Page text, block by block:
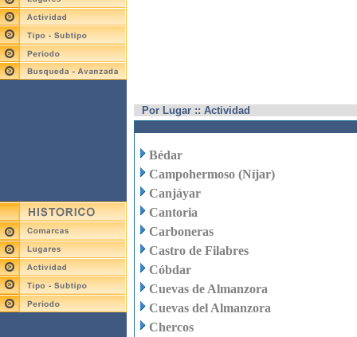
Por Lugar :: Actividad
Bédar
Campohermoso (Níjar)
Canjáyar
Cantoria
Carboneras
Castro de Filabres
Cóbdar
Cuevas de Almanzora
Cuevas del Almanzora
Chercos